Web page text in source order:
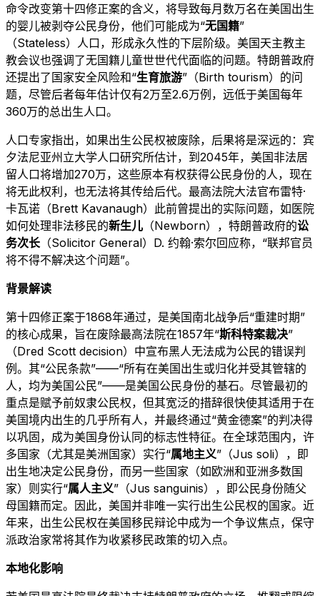
命令改变第十四修正案的含义，将导致每月数万名在美国出生
的婴儿被剥夺公民身份，他们可能成为“无国籍”
（Stateless）人口，形成永久性的下层阶级。美国天主教主
教会议也强调了无国籍儿童世世代代面临的问题。特朗普政府
还提出了国家安全风险和“生育旅游”（Birth tourism）的问
题，尽管后者每年估计仅有2万至2.6万例，远低于美国每年
360万的总出生人口。
人口专家指出，如果出生公民权被废除，后果将是深远的：宾
夕法尼亚州立大学人口研究所估计，到2045年，美国非法居
留人口将增加270万，这些原本有权获得公民身份的人，现在
将无此权利，也无法将其传给后代。最高法院大法官布雷特·
卡瓦诺（Brett Kavanaugh）此前曾提出的实际问题，如医院
如何处理非法移民的新生儿 （Newborn），特朗普政府的讼
务次长 （Solicitor General）D. 约翰·索尔回应称，“联邦官员
将不得不解决这个问题”。
背景解读
第十四修正案于1868年通过，是美国南北战争后“重建时期”
的核心成果，旨在废除最高法院在1857年“斯科特案裁决”
（Dred Scott decision）中宣布黑人无法成为公民的错误判
例。其“公民条款”——“所有在美国出生或归化并受其管辖的
人，均为美国公民”——是美国公民身份的基石。尽管最初的
重点是赋予前奴隶公民权，但其宽泛的措辞很快使其适用于在
美国境内出生的几乎所有人，并最终通过“黄金德案”的判决得
以巩固，成为美国身份认同的标志性特征。在全球范围内，许
多国家（尤其是美洲国家）实行“属地主义”（Jus soli），即
出生地决定公民身份，而另一些国家（如欧洲和亚洲多数国
家）则实行“属人主义”（Jus sanguinis），即公民身份随父
母国籍而定。因此，美国并非唯一实行出生公民权的国家。近
年来，出生公民权在美国移民辩论中成为一个争议焦点，保守
派政治家常将其作为收紧移民政策的切入点。
本地化影响